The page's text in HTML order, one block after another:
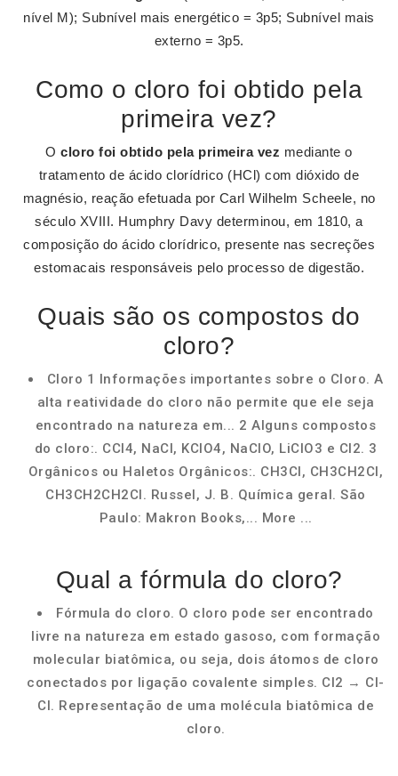
nível M); Subnível mais energético = 3p5; Subnível mais
externo = 3p5.
Como o cloro foi obtido pela
primeira vez?
Ocloro foi obtido pela primeira vez mediante o
tratamento de ácido clorídrico (HCl) com dióxido de
magnésio, reação efetuada por Carl Wilhelm Scheele, no
século XVIII. Humphry Davy determinou, em 1810, a
composição do ácido clorídrico, presente nas secreções
estomacais responsáveis pelo processo de digestão.
Quais são os compostos do
cloro?
Cloro 1 Informações importantes sobre o Cloro. A
alta reatividade do cloro não permite que ele seja
encontrado na natureza em... 2 Alguns compostos
do cloro:. CCl4, NaCl, KClO4, NaClO, LiClO3 e Cl2. 3
Orgânicos ou Haletos Orgânicos:. CH3Cl, CH3CH2Cl,
CH3CH2CH2Cl. Russel, J. B. Química geral. São
Paulo: Makron Books,... More ...
Qual a fórmula do cloro?
Fórmula do cloro. O cloro pode ser encontrado
livre na natureza em estado gasoso, com formação
molecular biatômica, ou seja, dois átomos de cloro
conectados por ligação covalente simples. Cl2 → Cl-
Cl. Representação de uma molécula biatômica de
cloro.